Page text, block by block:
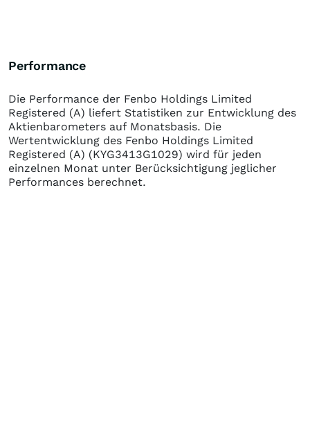
Performance
Die Performance der Fenbo Holdings Limited
Registered (A) liefert Statistiken zur Entwicklung des
Aktienbarometers auf Monatsbasis. Die
Wertentwicklung des Fenbo Holdings Limited
Registered (A) (KYG3413G1029) wird für jeden
einzelnen Monat unter Berücksichtigung jeglicher
Performances berechnet.